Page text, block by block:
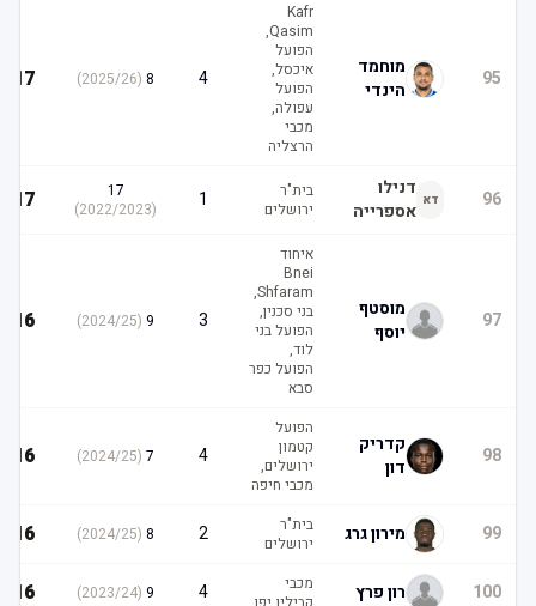
95
מוחמד
הינדי
Kafr
Qasim,
הפועל
איכסל,
הפועל
עפולה,
מכבי
הרצליה
2025/26
)
17
96 דא
דנילו
אספרייה
בית"ר
ירושלים
17
2022/2023
)
17
97
מוסטף
יוסף
איחוד
Bnei
Shfaram,
בני סכנין,
הפועל בני
לוד,
הפועל כפר
סבא
2024/25
)
16
98
קדריק
דון
הפועל
קטמון
ירושלים,
מכבי חיפה
2024/25
)
16
99 מירון גרג
בית"ר
ירושלים
2024/25
)
16
100 רון פרץ
מכבי
2023/24
)
16